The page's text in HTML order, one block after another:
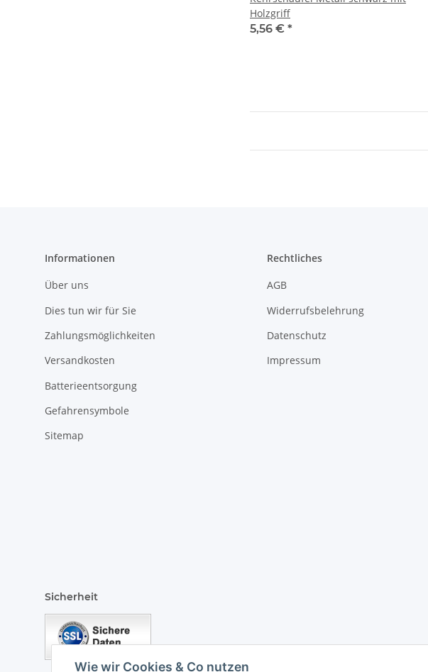
Wie wir Cookies & Co nutzen
Holzgriff
5,56 € *
Informationen
Über uns
Dies tun wir für Sie
Zahlungsmöglichkeiten
Versandkosten
Batterieentsorgung
Gefahrensymbole
Sitemap
Rechtliches
AGB
Widerrufsbelehrung
Datenschutz
Impressum
Sicherheit